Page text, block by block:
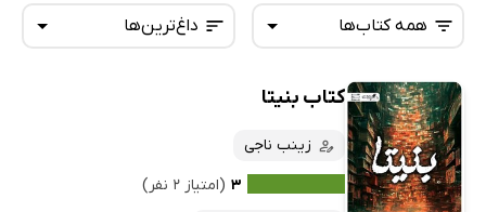
داغ‌ترین‌ها
پرفروش‌ها
همه کتاب‌ها
همه کتاب‌ها
کتاب‌های صوتی
کتاب‌های متنی
کتاب بنیتا
زینب ناجی
۳ (امتیاز ۲ نفر)